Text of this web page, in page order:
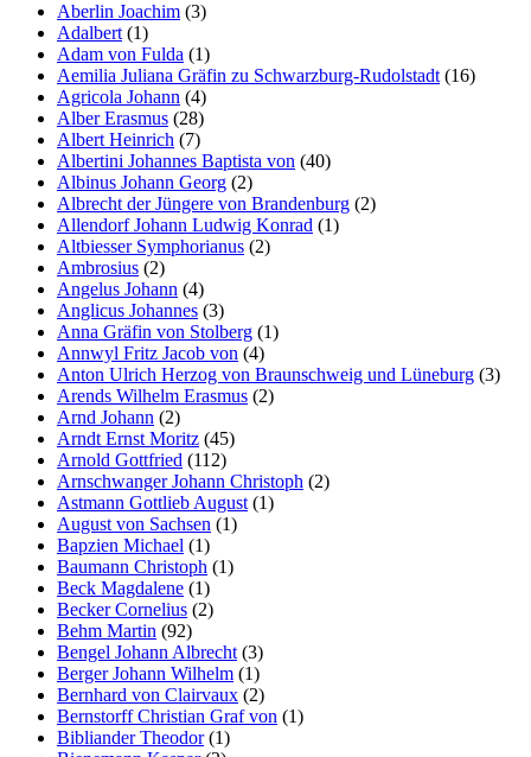
Aberlin Joachim (3)
Adalbert(1)
Adam von Fulda (1)
Aemilia Juliana Gräfin zu Schwarzburg-Rudolstadt(16)
Agricola Johann (4)
Alber Erasmus (28)
Albert Heinrich (7)
Albertini Johannes Baptista von (40)
Albinus Johann Georg (2)
Albrecht der Jüngere von Brandenburg (2)
Allendorf Johann Ludwig Konrad (1)
Altbiesser Symphorianus (2)
Ambrosius (2)
Angelus Johann (4)
Anglicus Johannes (3)
Anna Gräfin von Stolberg (1)
Annwyl Fritz Jacob von (4)
Anton Ulrich Herzog von Braunschweig und Lüneburg (3)
Arends Wilhelm Erasmus (2)
Arnd Johann (2)
Arndt Ernst Moritz (45)
Arnold Gottfried (112)
Arnschwanger Johann Christoph (2)
Astmann Gottlieb August(1)
August von Sachsen (1)
Bapzien Michael (1)
Baumann Christoph (1)
Beck Magdalene (1)
Becker Cornelius (2)
Behm Martin (92)
Bengel Johann Albrecht(3)
Berger Johann Wilhelm (1)
Bernhard von Clairvaux (2)
Bernstorff Christian Graf von (1)
Bibliander Theodor(1)